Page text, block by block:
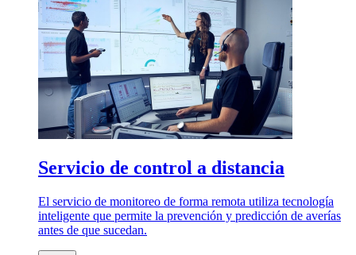
Servicio de control a distancia
El servicio de monitoreo de forma remota utiliza tecnología
inteligente que permite la prevención y predicción de averías
antes de que sucedan.